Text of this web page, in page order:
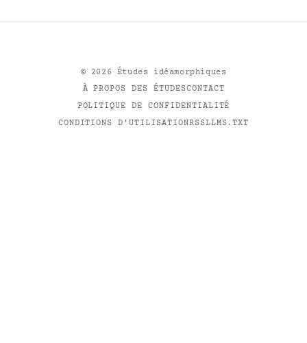
© 2026 Études idéamorphiques
À PROPOS DES ÉTUDESCONTACT
POLITIQUE DE CONFIDENTIALITÉ
CONDITIONS D'UTILISATIONRSSLLMS.TXT